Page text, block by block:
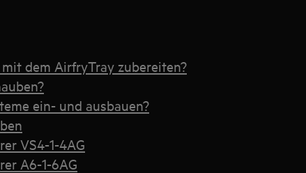
dem AirfryTray zubereiten?
ein- und ausbauen?
VS4-1-4AG
A6-1-6AG